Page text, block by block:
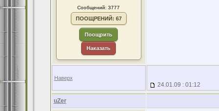
Сообщений: 3777
ПООЩРЕНИЙ: 67
Поощрить
Наказать
Наверх
24.01.09 : 01:12
uZer